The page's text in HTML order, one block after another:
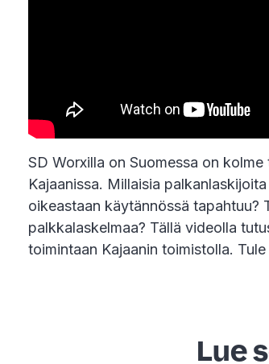
SD Worxilla on Suomessa on
Kajaanissa. Millaisia
oikeastaan käytännössä tapahtuu?
palkkalaskelmaa? Tällä videolla
toimintaan Kajaanin toimistolla. Tule
Lue